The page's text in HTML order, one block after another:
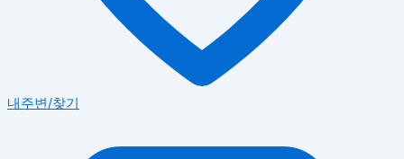
내주변/찾기